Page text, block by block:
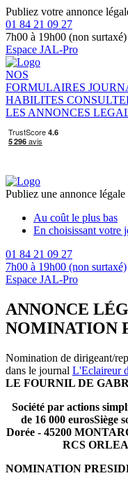
Publiez votre annonce
01 84 21 09 27
7h00 à 19h00 (non surtaxé)
Espace JAL-Pro
NOS
FORMULAIRES
HABILITES
LES ANNONCES
Publiez une annonce légale
Au coût le plus bas
En choisissant votre
01 84 21 09 27
7h00 à 19h00 (non surtaxé)
Espace JAL-Pro
ANNONCE
NOMINATION
Nomination de dirigeant/
dans le journal L'Eclaireur
LE FOURNIL DE
Société par actions
de 16 000 eurosSiège
Dorée - 45200
RCS
NOMINATION